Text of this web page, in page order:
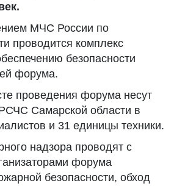
МЧС России по
проводится комплекс
безопасности
форума.
проведения форума несут
Самарской области в
и 31 единицы техники.
надзора проводят с
форума
безопасности, обход